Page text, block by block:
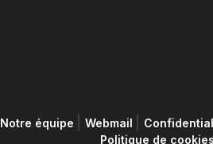
Notre équipe Webmail
Politique de